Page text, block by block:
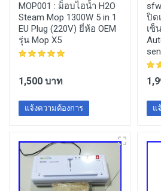
MOP001 : ม็อบไอน้ำ H2O
Steam Mop 1300W 5 in 1
EU Plug (220V) ยี่ห้อ OEM
รุ่น Mop X5
1,500 บาท
แจ้งความต้องการ
ปิด
เซ็
แ